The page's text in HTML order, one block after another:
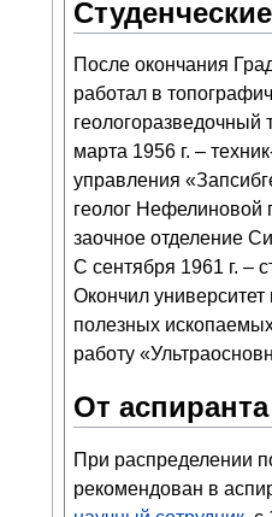
После окончания
работал в
геологоразведочный
марта 1956 г. –
управления
геолог Нефелиновой
заочное отделение
С сентября 1961 г. –
Окончил
полезных
работу
От
При распределении
рекомендован в